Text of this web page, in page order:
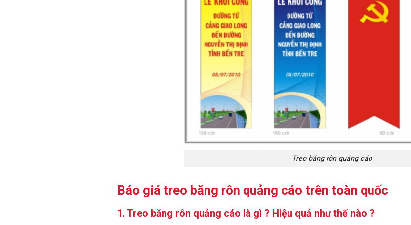
Treo băng rôn quảng cáo
Báo giá treo băng rôn quảng cáo trên toàn quốc
1. Treo băng rôn quảng cáo là gì ? Hiệu quả như thế nào ?